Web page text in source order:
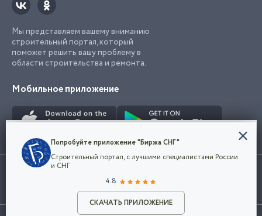
Разместить объявление
Мы представляем вашему вниманию
строительный портал, который
поможет решить вашу проблему в
области строительства и ремонта.
Мобильное приложение
Использование сайта, в том числе подача объявлений, означает
марки представленные на сайте являются собственностью их
Конфиденциальность
Мы используем файлы cookie, чтобы сделать
наш сайт удобным для каждого
Политикой конфиденциальности компании
и принимаете условия использования cookie.
Попробуйте приложение "Биржа СНГ"
Строительный портал, с лучшими специалистами России
и СНГ
4.8
СКАЧАТЬ ПРИЛОЖЕНИЕ